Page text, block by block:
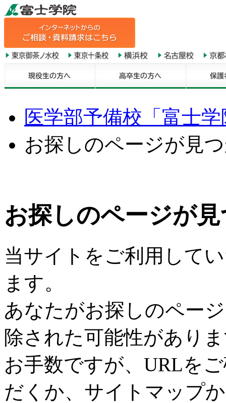
医学部予備校「富士
お探しのページが見
お探しのページが
当サイトをご利用して
ます。
あなたがお探しのペー
除された可能性があり
お手数ですが、URLを
だくか、サイトマップ